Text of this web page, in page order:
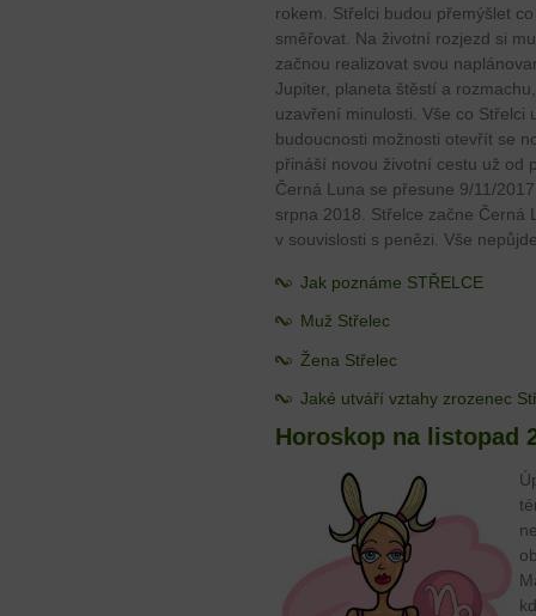
rokem. Střelci budou přemýšlet
směřovat. Na životní rozjezd si
začnou realizovat svou
Jupiter, planeta štěstí a
uzavření minulosti. Vše co Střelci
budoucnosti možnosti otevřít se
přináší novou životní cestu už od
Černá Luna se přesune 9/11/
srpna 2018. Střelce začne Černá
v souvislosti s penězi. Vše
Jak poznáme STŘELCE
Muž Střelec
Žena Střelec
Jaké utváří vztahy zrozenec
Horoskop na listopad